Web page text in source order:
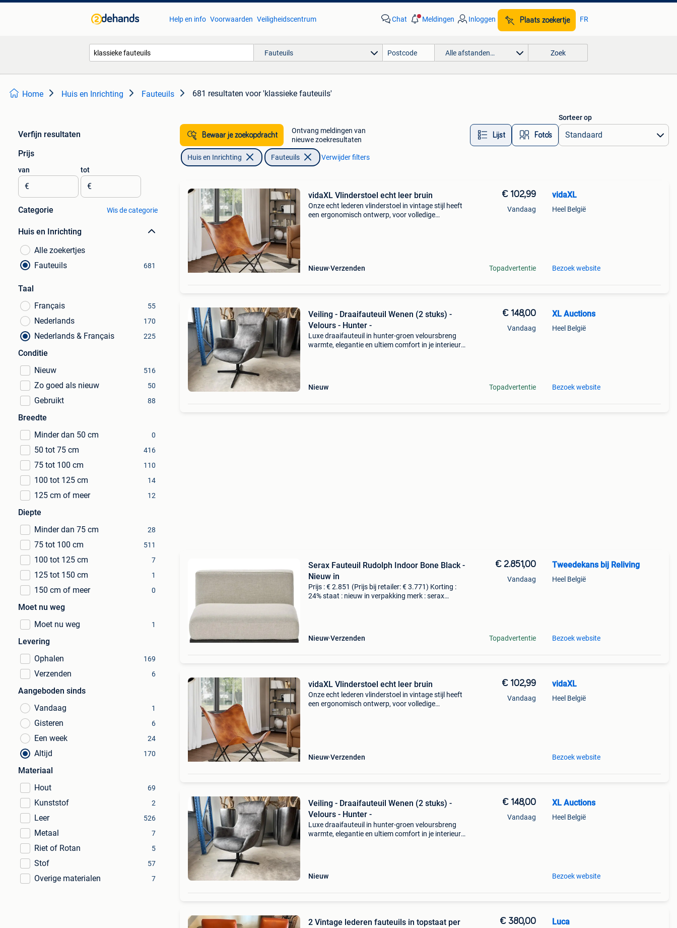
Help en info Voorwaarden Veiligheidscentrum Chat Meldingen Inloggen Plaats zoekertje FR
Fauteuils Alle afstanden… Zoek
Home Huis en Inrichting Fauteuils 681 resultaten voor 'klassieke fauteuils'
Verfijn resultaten
Prijs
van
€
tot
€
Categorie Wis de categorie
Huis en Inrichting
Alle zoekertjes
Fauteuils
681
Taal
Français
55
Nederlands 170
Nederlands & Français 225
Conditie
Nieuw
516
Zo goed als nieuw 50
Gebruikt 88
Breedte
Minder dan 50 cm
0
50 tot 75 cm 416
75 tot 100 cm 110
100 tot 125 cm 14
125 cm of meer 12
Diepte
Minder dan 75 cm
28
75 tot 100 cm 511
100 tot 125 cm 7
125 tot 150 cm 1
150 cm of meer 0
Moet nu weg
Moet nu weg
1
Levering
Ophalen
169
Verzenden 6
Aangeboden sinds
Vandaag
1
Gisteren 6
Een week 24
Altijd 170
Materiaal
Hout
69
Kunststof 2
Leer 526
Metaal 7
Riet of Rotan 5
Stof 57
Overige materialen 7
Bewaar je zoekopdracht
Ontvang meldingen van
nieuwe zoekresultaten
Lijst Foto’s
Sorteer op
Huis en Inrichting Fauteuils Verwijder filters
vidaXL Vlinderstoel echt leer bruin
Onze echt lederen vlinderstoel in vintage stijl heeft
een ergonomisch ontwerp, voor volledige
Nieuw Verzenden
€ 102,99
Vandaag
Topadvertentie
vidaXL
Heel België
Bezoek website
Veiling - Draaifauteuil Wenen (2 stuks) -
Velours - Hunter -
Luxe draaifauteuil in hunter-groen veloursbreng
warmte, elegantie en ultiem comfort in je interieur
Nieuw
€ 148,00
Vandaag
Topadvertentie
XL Auctions
Heel België
Bezoek website
Serax Fauteuil Rudolph Indoor Bone Black -
Nieuw in
Prijs : € 2.851 (Prijs bij retailer: € 3.771) Korting :
24% staat : nieuw in verpakking merk : serax
Nieuw Verzenden
€ 2.851,00
Vandaag
Topadvertentie
Tweedekans bij Reliving
Heel België
Bezoek website
vidaXL Vlinderstoel echt leer bruin
Onze echt lederen vlinderstoel in vintage stijl heeft
een ergonomisch ontwerp, voor volledige
Nieuw Verzenden
€ 102,99
Vandaag
vidaXL
Heel België
Bezoek website
Veiling - Draaifauteuil Wenen (2 stuks) -
Velours - Hunter -
Luxe draaifauteuil in hunter-groen veloursbreng
warmte, elegantie en ultiem comfort in je interieur
Nieuw
€ 148,00
Vandaag
XL Auctions
Heel België
Bezoek website
2 Vintage lederen fauteuils in topstaat per
€ 380,00 Luca